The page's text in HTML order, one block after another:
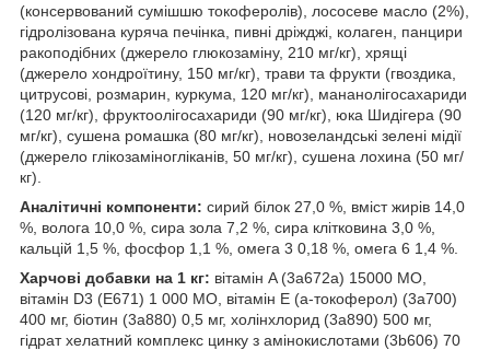
(консервований сумішшю токоферолів), лососеве масло (2%),
гідролізована куряча печінка, пивні дріжджі, колаген, панцири
ракоподібних (джерело глюкозаміну, 210 мг/кг), хрящі
(джерело хондроїтину, 150 мг/кг), трави та фрукти (гвоздика,
цитрусові, розмарин, куркума, 120 мг/кг), мананолігосахариди
(120 мг/кг), фруктоолігосахариди (90 мг/кг), юка Шидігера (90
мг/кг), сушена ромашка (80 мг/кг), новозеландські зелені мідії
(джерело глікозаміногліканів, 50 мг/кг), сушена лохина (50 мг/
кг).
Аналітичні компоненти: сирий білок 27,0 %, вміст жирів 14,0
%, волога 10,0 %, сира зола 7,2 %, сира клітковина 3,0 %,
кальцій 1,5 %, фосфор 1,1 %, омега 3 0,18 %, омега 6 1,4 %.
Харчові добавки на 1 кг: вітамін A (3a672a) 15000 МО,
вітамін D3 (E671) 1 000 МО, вітамін E (a-токоферол) (3a700)
400 мг, біотин (3a880) 0,5 мг, холінхлорид (3a890) 500 мг,
гідрат хелатний комплекс цинку з амінокислотами (3b606) 70